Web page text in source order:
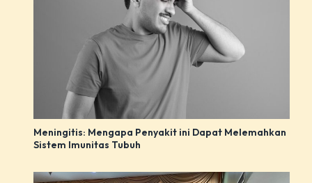
Meningitis: Mengapa Penyakit ini Dapat Melemahkan
Sistem Imunitas Tubuh